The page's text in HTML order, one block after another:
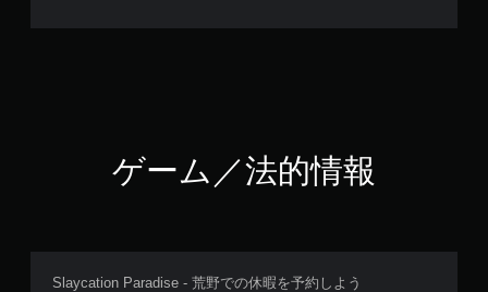
ゲーム／法的情報
Slaycation Paradise - 荒野での休暇を予約しよう